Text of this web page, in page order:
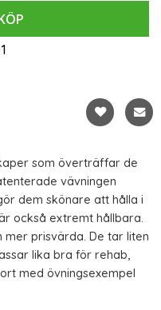
som överträffar de
vävningen
dem skönare att hålla i
också extremt hållbara.
mer prisvärda. De tar liten
lika bra för rehab,
med övningsexempel